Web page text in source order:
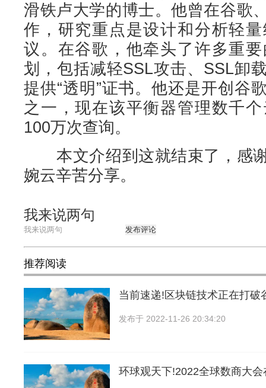
滑铁卢大学的博士。他曾在谷歌
作，研究重点是设计和分析轻
议。在谷歌，他牵头了许多重
划，包括减轻SSL攻击、SSL卸
提供“透明”证书。他还是开创谷
之一，现在该平衡器管理数千
100万次查询。
本文介绍到这就结束了，感
婉云辛苦分享。
我来说两句
发布评论
推荐阅读
当前速递!区块链技术正在打破
发布于 2022-11-26 20:34:20
环球观天下!2022全球数商大会